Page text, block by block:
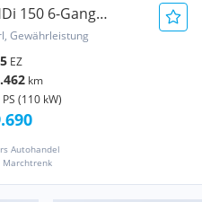
150 6-Gang
Gewährleistung
EZ
km
PS (110 kW)
Autohandel
Marchtrenk